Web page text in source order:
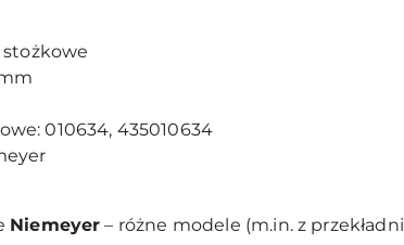
stożkowe
010634, 435010634
Niemeyer – różne modele (m.in. z